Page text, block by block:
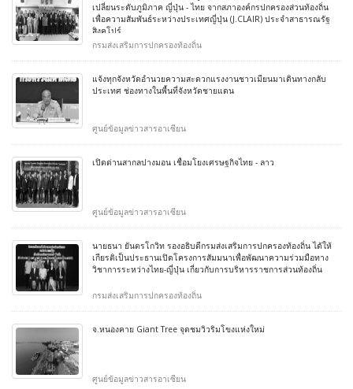
เปลี่ยนระดับภูมิภาค ญี่ปุ่น - ไทย จากสภาองค์กรปกครองส่วนท้องถิ่น
เพื่อความสัมพันธ์ระหว่างประเทศญี่ปุ่น (J.CLAIR) ประจำสาธารณรัฐ
สิงคโปร์
กรมส่งเสริมการปกครองท้องถิ่น
แจ้งทุกจังหวัดอำนวยความสะดวกแรงงานชาวเมียนมาเดินทางกลับ
ประเทศ ช่องทางในพื้นที่จังหวัดชายแดน
ศูนย์ข้อมูลข่าวสารอาเซียน
เปิดด่านสากลปางมอน เชื่อมโยงเศรษฐกิจไทย - ลาว
ศูนย์ข้อมูลข่าวสารอาเซียน
นายธนา ยันตรโกวิท รองอธิบดีกรมส่งเสริมการปกครองท้องถิ่น ได้ให้
เกียรติเป็นประธานเปิดโครงการสัมมนาเพื่อพัฒนาความร่วมมือทาง
วิชาการระหว่างไทย-ญี่ปุ่น เกี่ยวกับการบริหารราชการส่วนท้องถิ่น
กรมส่งเสริมการปกครองท้องถิ่น
จ.หนองคาย Giant Tree จุดชมวิวริมโขงแห่งใหม่
ศูนย์ข้อมูลข่าวสารอาเซียน